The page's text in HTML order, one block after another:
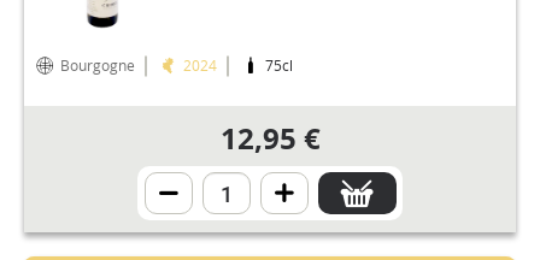
Bourgogne 2024 75cl
12,95 €